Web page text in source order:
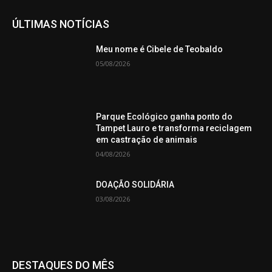
ÚLTIMAS NOTÍCIAS
Meu nome é Cibele de Teobaldo
05/08/2026
Parque Ecológico ganha ponto do
Tampet Lauro e transforma reciclagem
em castração de animais
04/08/2026
DOAÇÃO SOLIDÁRIA
03/08/2026
DESTAQUES DO MÊS